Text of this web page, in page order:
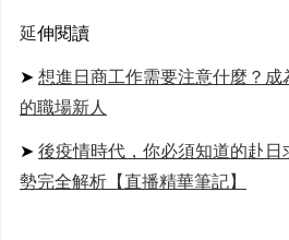
延伸閱讀
➤ 想進日商工作需要注意什麼？
的職場新人
➤ 後疫情時代，你必須知道的赴
勢完全解析【直播精華筆記】